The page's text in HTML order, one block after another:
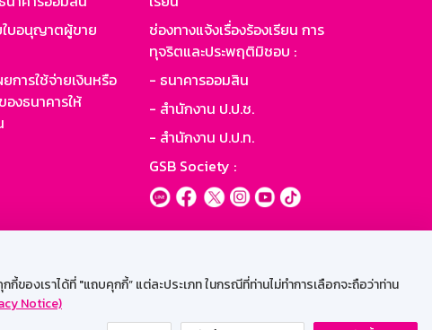
องเราได้ที่ "แถบคุกกี้” แต่ละประเภท ในกรณีที่ท่านไม่ทำการเลือกจะถือว่าท่าน
Notice)
บอนุญาตผู้ขาย
การใช้จ่ายเงินหรือ
งธนาคารให้
ช่องทางแจ้งเรื่องร้องเรียน การ
ทุจริตและประพฤติมิชอบ :
- ธนาคารออมสิน
- สำนักงาน ป.ป.ช.
- สำนักงาน ป.ป.ท.
GSB Society :